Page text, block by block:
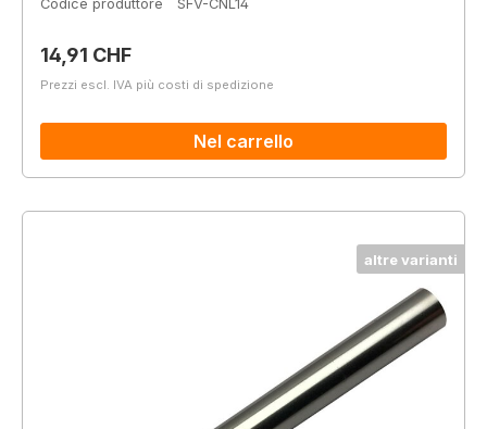
Codice produttore
SFV-CNL14
Prezzo normale:
14,91 CHF
Prezzi escl. IVA più costi di spedizione
Nel carrello
altre varianti